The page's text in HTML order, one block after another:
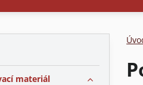
materiál